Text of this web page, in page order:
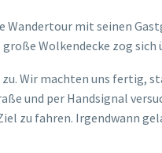
mit seinen
Wolkendecke zog sich
Wir machten uns fertig,
und per Handsignal
zu fahren. Irgendwann